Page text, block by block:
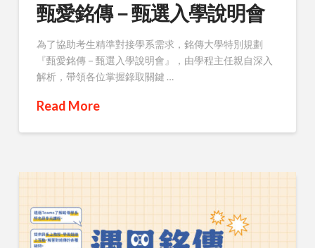
甄愛銘傳－甄選入學說明會
為了協助考生精準對接學系需求，銘傳大學特別規劃
『甄愛銘傳－甄選入學說明會』，由學程主任親自深入
解析，帶領各位掌握錄取關鍵 …
Read More